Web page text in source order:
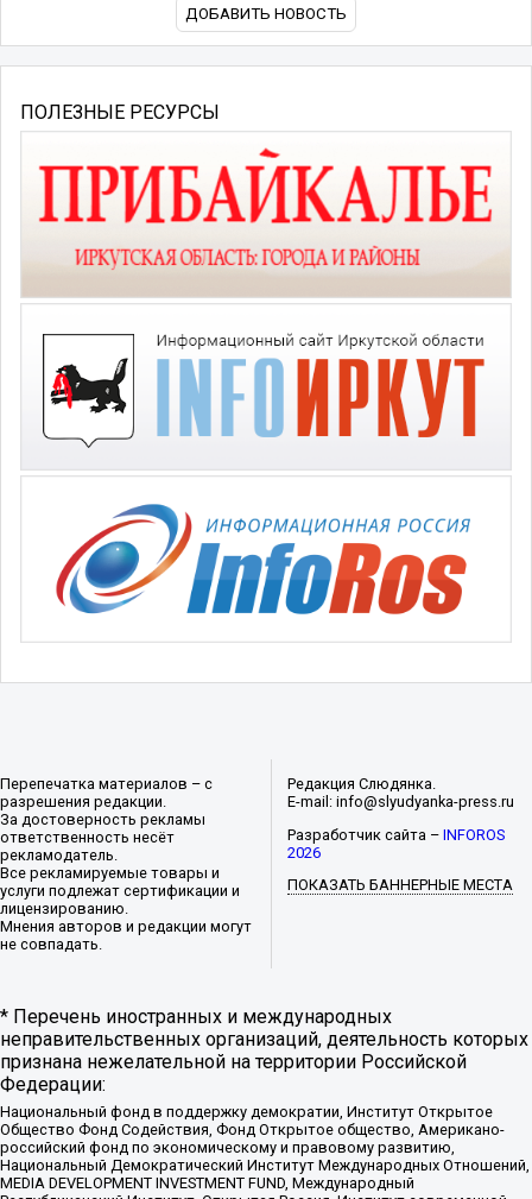
ДОБАВИТЬ НОВОСТЬ
ПОЛЕЗНЫЕ РЕСУРСЫ
Перепечатка материалов – с
разрешения редакции.
За достоверность рекламы
ответственность несёт
рекламодатель.
Все рекламируемые товары и
услуги подлежат сертификации и
лицензированию.
Мнения авторов и редакции могут
не совпадать.
Редакция Слюдянка.
E-mail: info@slyudyanka-press.ru
Разработчик сайта –INFOROS
2026
ПОКАЗАТЬ БАННЕРНЫЕ МЕСТА
* Перечень иностранных и международных
неправительственных организаций, деятельность которых
признана нежелательной на территории Российской
Федерации:
Национальный фонд в поддержку демократии, Институт Открытое
Общество Фонд Содействия, Фонд Открытое общество, Американо-
российский фонд по экономическому и правовому развитию,
Национальный Демократический Институт Международных Отношений,
MEDIA DEVELOPMENT INVESTMENT FUND, Международный